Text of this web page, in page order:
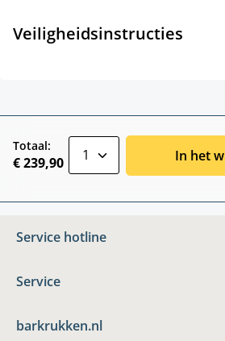
Veiligheidsinstructies
Totaal:
€ 239,90 In het
Service hotline
Service
barkrukken.nl